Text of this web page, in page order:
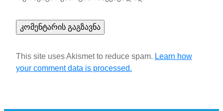
This site uses Akismet to reduce spam. Learn how
your comment data is processed.